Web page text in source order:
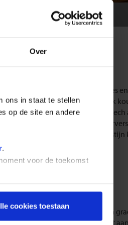
Over
ons in staat te stellen
op de site en andere
.
voor de toekomst
cookies toestaan
heuvelgebied waarin Meknes
bergstreken kunnen behoorlijk
van het land, zowel Marrakech
zomers en grote
jan t/m mrt en de hitte in de woestijn
maximumtemperatuur in
afgerond in millimeters en het